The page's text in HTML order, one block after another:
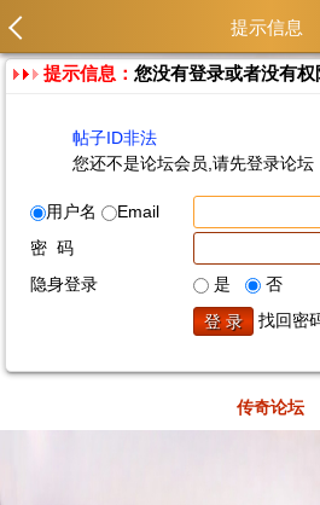
提示信息
提示信息：您没有登录或者没有
帖子ID非法
您还不是论坛会员,请先登录论坛
用户名
Email
密 码
隐身登录
是
否
找回密
传奇论坛